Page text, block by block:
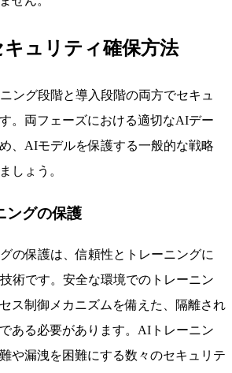
ュリティ確保方法
ング段階と導入段階の両方でセキュ
。両フェーズにおける適切なAIデー
、AIモデルを保護する一般的な戦略
しょう。
ングの保護
の保護は、信頼性とトレーニングに
術です。安全な環境でのトレーニン
ス制御メカニズムを備えた、隔離され
ある必要があります。AIトレーニン
や漏洩を困難にする数々のセキュリテ